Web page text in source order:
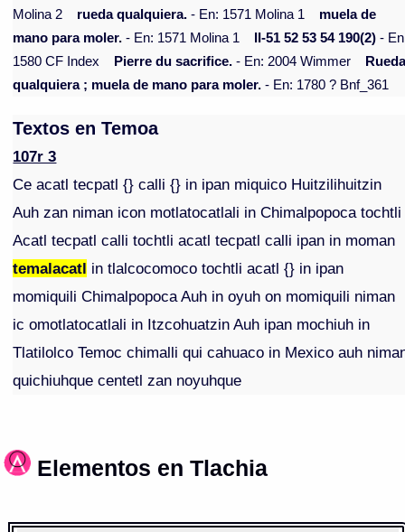
Molina 2
rueda qualquiera. - En: 1571 Molina 1
muela de
mano para moler. - En: 1571 Molina 1 II-51 52 53 54 190(2) -
1580 CF Index
Pierre du sacrifice. - En: 2004 Wimmer
qualquiera ; muela de mano para moler. - En: 1780 ? Bnf_361
Textos en Temoa
107r 3
Ce acatl tecpatl {} calli {} in ipan miquico Huitzilihuitzin
Auh zan niman icon motlatocatlali in Chimalpopoca tochtli
Acatl tecpatl calli tochtli acatl tecpatl calli ipan in moman
temalacatl in tlalcocomoco tochtli acatl {} in ipan
momiquili Chimalpopoca Auh in oyuh on momiquili niman
ic omotlatocatlali in Itzcohuatzin Auh ipan mochiuh in
Tlatilolco Temoc chimalli qui cahuaco in Mexico auh
quichiuhque centetl zan noyuhque
Elementos en Tlachia